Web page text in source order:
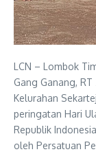
LCN – Lombok
Gang Ganang,
Kelurahan
peringatan Hari
Republik
oleh Persatuan